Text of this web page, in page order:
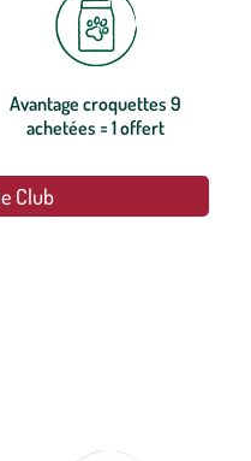
Avantage croquettes 9
achetées = 1 offert
Club